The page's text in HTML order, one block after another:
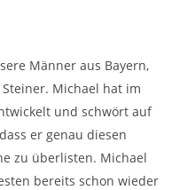
Männer aus Bayern,
Michael hat im
und schwört auf
er genau diesen
zu überlisten. Michael
bereits schon wieder